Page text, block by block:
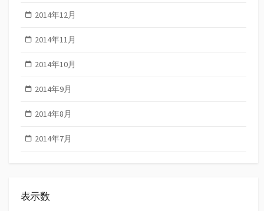
2014年12月
2014年11月
2014年10月
2014年9月
2014年8月
2014年7月
表示数